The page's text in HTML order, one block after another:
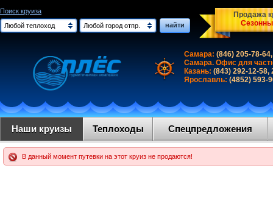
Поиск круиза
Любой теплоход
Любой город отпр. найти
Продажа
Самара: (846) 205-78-
Самара. Офис для
Казань: (843) 292-12-58,
Ярославль: (4852) 593-
Наши круизы Теплоходы Спецпредложения
В данный момент путевки на этот круиз не продаются!